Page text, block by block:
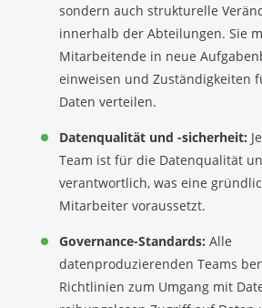
sondern auch strukturelle
innerhalb der Abteilungen. Sie
Mitarbeitende in neue
einweisen und Zuständigkeiten
Daten verteilen.
Datenqualität und -sicherheit:
Team ist für die Datenqualität
verantwortlich, was eine
Mitarbeiter voraussetzt.
Governance-Standards: Alle
datenproduzierenden Teams
Richtlinien zum Umgang mit